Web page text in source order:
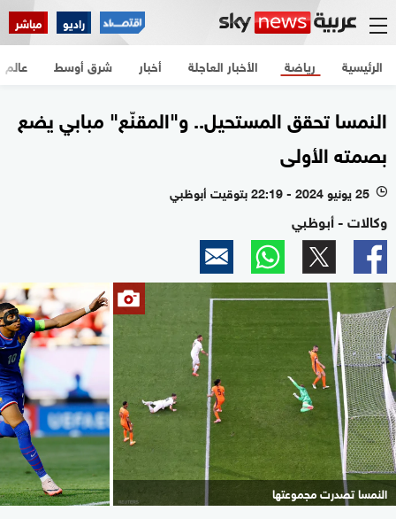
راديو مباشر
الرئيسية الأخبار العاجلة أخبار شرق أوسط عالم رياضة
النمسا تحقق المستحيل.. و"المقنّع" مبابي يضع
بصمته الأولى
l 25 يونيو 2024 - 22:19 بتوقيت أبوظبي
وكالات - أبوظبي
النمسا تصدرت مجموعتها